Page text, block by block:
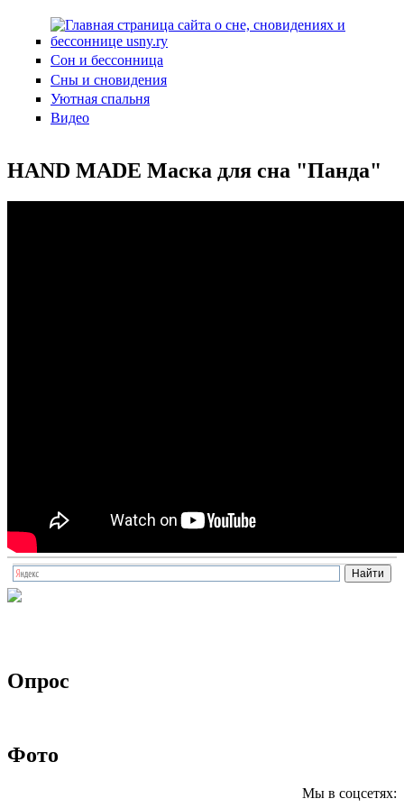
Перейти к основному содержанию
Сон и бессонница
Сны и сновидения
Уютная спальня
Видео
HAND MADE Маска для сна "Панда"
Опрос
Фото
Мы в соцсетях: